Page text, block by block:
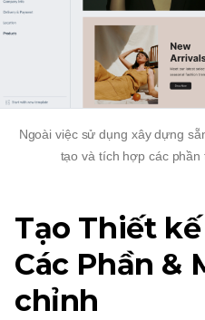
Ngoài việc sử dụng xây dựng
tạo và tích hợp các phần
Tạo Thiết
Các Phần &
chỉnh